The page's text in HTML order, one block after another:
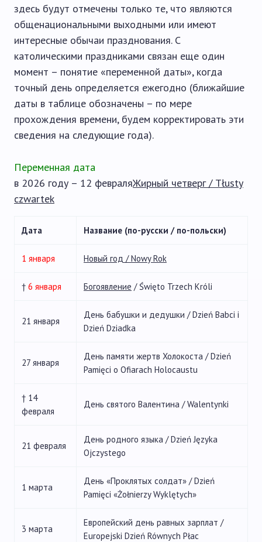
здесь будут отмечены только те, что являются
общенациональными выходными или имеют
интересные обычаи празднования. С
католическими праздниками связан еще один
момент – понятие «переменной даты», когда
точный день определяется ежегодно (ближайшие
даты в таблице обозначены – по мере
прохождения времени, будем корректировать эти
сведения на следующие года).
Переменная дата
в 2026 году – 12 февраляЖирный четверг / Tłusty
czwartek
Дата Название (по-русски / по-польски)
1 января Новый год / Nowy Rok
† 6 января Богоявление / Święto Trzech Króli
21 января
День бабушки и дедушки / Dzień Babci i
Dzień Dziadka
27 января
День памяти жертв Холокоста / Dzień
Pamięci o Ofiarach Holocaustu
† 14
февраля
День святого Валентина / Walentynki
21 февраля
День родного языка / Dzień Języka
Ojczystego
1 марта
День «Проклятых солдат» / Dzień
Pamięci «Żołnierzy Wyklętych»
3 марта
Европейский день равных зарплат /
Europejski Dzień Równych Płac